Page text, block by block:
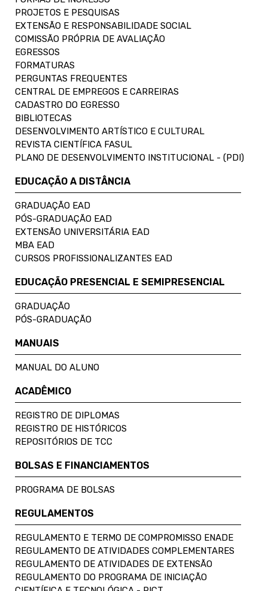
PROJETOS E PESQUISAS
EXTENSÃO E RESPONSABILIDADE SOCIAL
COMISSÃO PRÓPRIA DE AVALIAÇÃO
EGRESSOS
FORMATURAS
PERGUNTAS FREQUENTES
CENTRAL DE EMPREGOS E CARREIRAS
CADASTRO DO EGRESSO
BIBLIOTECAS
DESENVOLVIMENTO ARTÍSTICO E CULTURAL
REVISTA CIENTÍFICA FASUL
PLANO DE DESENVOLVIMENTO INSTITUCIONAL - (PDI)
EDUCAÇÃO A DISTÂNCIA
GRADUAÇÃO EAD
PÓS-GRADUAÇÃO EAD
EXTENSÃO UNIVERSITÁRIA EAD
MBA EAD
CURSOS PROFISSIONALIZANTES EAD
EDUCAÇÃO PRESENCIAL E SEMIPRESENCIAL
GRADUAÇÃO
PÓS-GRADUAÇÃO
MANUAIS
MANUAL DO ALUNO
ACADÊMICO
REGISTRO DE DIPLOMAS
REGISTRO DE HISTÓRICOS
REPOSITÓRIOS DE TCC
BOLSAS E FINANCIAMENTOS
PROGRAMA DE BOLSAS
REGULAMENTOS
REGULAMENTO E TERMO DE COMPROMISSO ENADE
REGULAMENTO DE ATIVIDADES COMPLEMENTARES
REGULAMENTO DE ATIVIDADES DE EXTENSÃO
REGULAMENTO DO PROGRAMA DE INICIAÇÃO